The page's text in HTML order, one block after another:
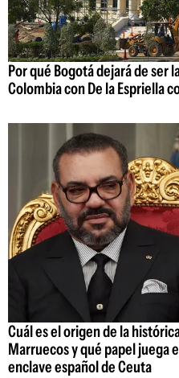
Por qué Bogotá dejará de ser
Colombia con De la Espriella
Cuál es el origen de la
Marruecos y qué papel juega
enclave español de Ceuta